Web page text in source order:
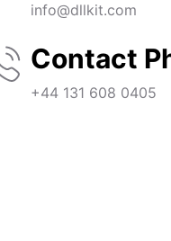
info@dllkit.com
Contact
+44 131 608 0405